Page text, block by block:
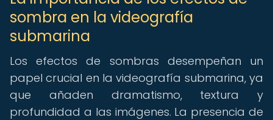
sombra en la videografía
submarina
Los efectos de sombras desempeñan un
papel crucial en la videografía submarina, ya
que añaden dramatismo, textura y
profundidad a las imágenes. La presencia de